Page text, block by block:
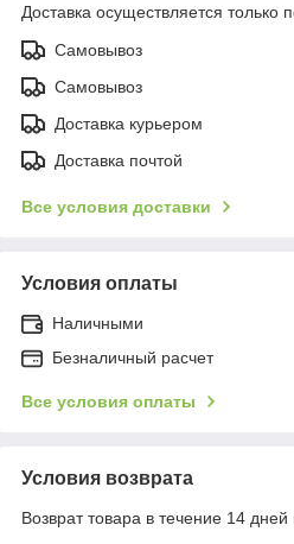
Доставка осуществляется только
Самовывоз
Самовывоз
Доставка курьером
Доставка почтой
Все условия доставки
Условия оплаты
Наличными
Безналичный расчет
Все условия оплаты
Условия возврата
Возврат товара в течение 14 дней